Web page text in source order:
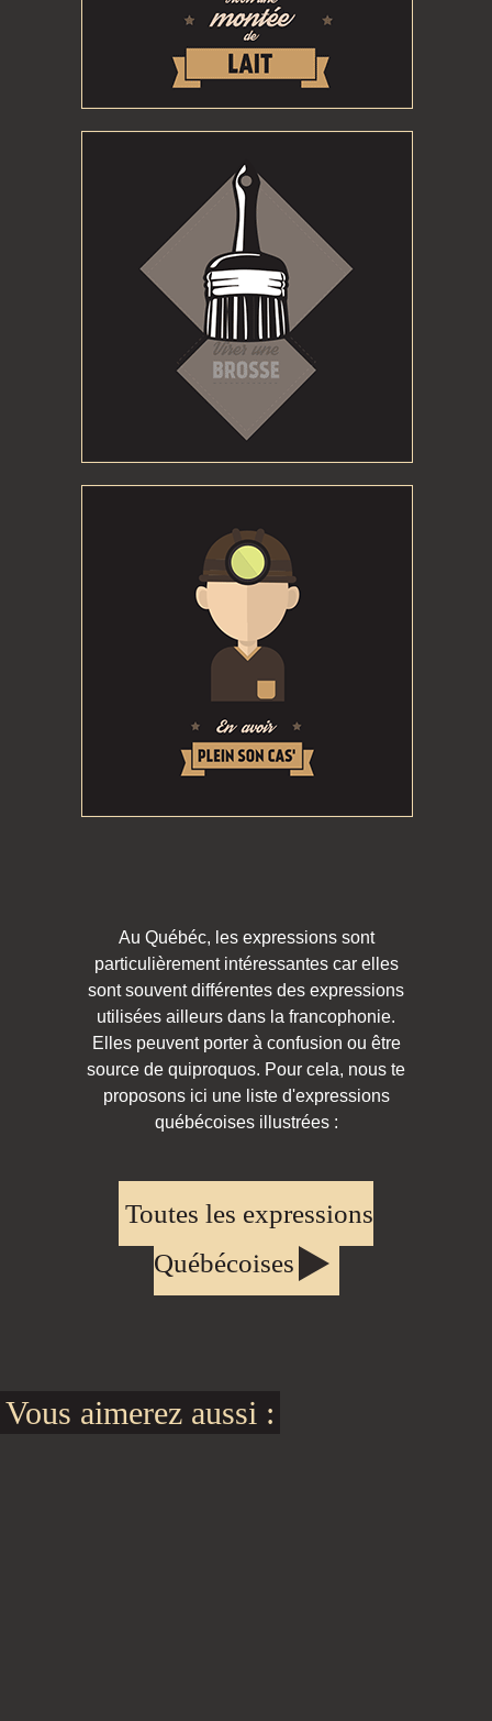
Au Québéc, les expressions sont
particulièrement intéressantes car elles
sont souvent différentes des expressions
utilisées ailleurs dans la francophonie.
Elles peuvent porter à confusion ou être
source de quiproquos. Pour cela, nous te
proposons ici une liste d'expressions
québécoises illustrées :
Toutes les expressions
Québécoises
Vous aimerez aussi :